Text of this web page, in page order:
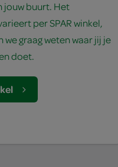
jouw buurt. Het
per SPAR winkel,
graag weten waar jij je
doet.